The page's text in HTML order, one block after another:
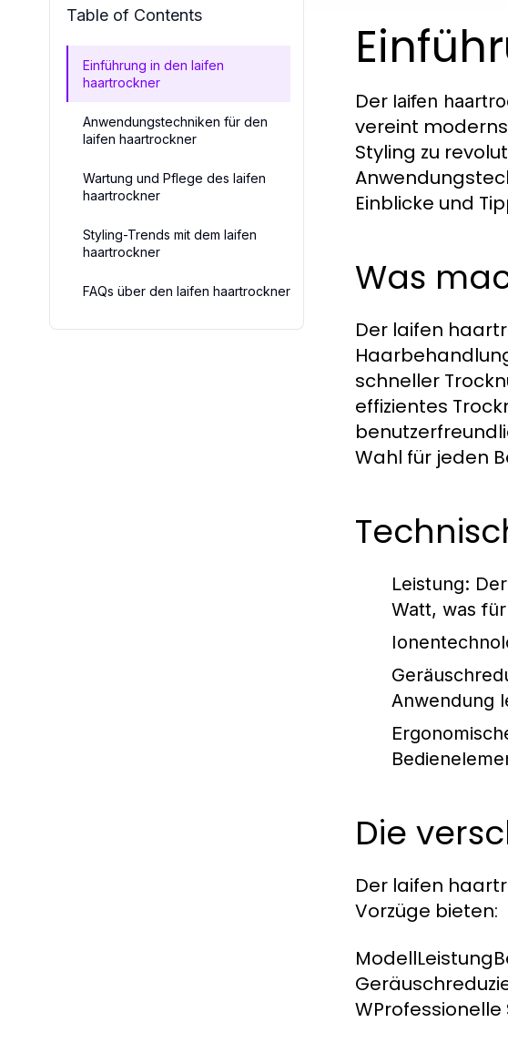
Table of Contents
Einführung in den laifen
haartrockner
Anwendungstechniken für den
laifen haartrockner
Wartung und Pflege des laifen
haartrockner
Styling-Trends mit dem laifen
haartrockner
FAQs über den laifen haartrockner
Der laifen
vereint
Styling zu
Einblicke und
Was
Der laifen
schneller
effizientes
Wahl für jeden
Leistung:
Watt, was
Anwendung
Die
Der laifen
Vorzüge bieten: